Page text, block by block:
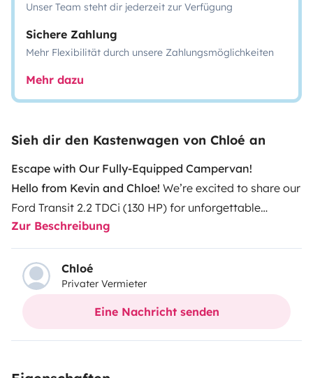
Unser Team steht dir jederzeit zur Verfügung
Sichere Zahlung
Mehr Flexibilität durch unsere Zahlungsmöglichkeiten
Mehr dazu
Sieh dir den Kastenwagen von Chloé an
Escape with Our Fully-Equipped Campervan!
Hello from Kevin and Chloe! We’re excited to share our
Ford Transit 2.2 TDCi (130 HP) for unforgettable
getaways. It’s our travel buddy, and we’re happy to
lend it to you for your own adventures on the road.
Outside Features:
5 doors, roof rack with 400W solar panels for total
autonomy! Enjoy the freedom of being fully charged,
Inside Amenities:
Zur Beschreibung
Chloé
Privater Vermieter
Eine Nachricht senden